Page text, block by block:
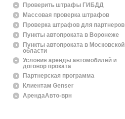
Проверить штрафы ГИБДД
Массовая проверка штрафов
Проверка штрафов для партнеров
Пункты автопроката в Воронеже
Пункты автопроката в Московской
области
Условия аренды автомобилей и
договор проката
Партнерская программа
Клиентам Genser
АрендаАвто-врн